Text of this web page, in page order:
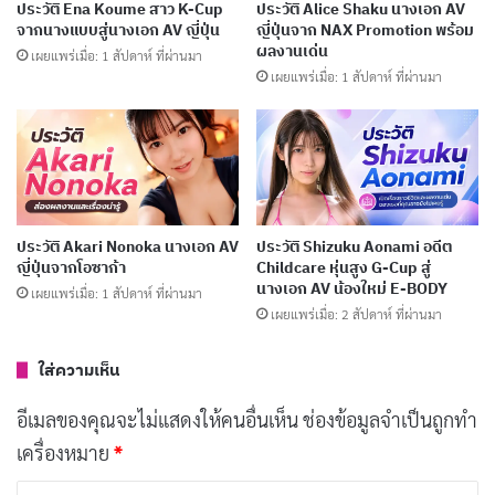
ประวัติ Yuka Miyoshi นางเอก AV อดีตผู้ประกาศ
เผยแพร่เมื่อ: 1 สัปดาห์ ที่ผ่านมา
นอกจากนี้Kana Momonogi
ยังเป็นหนึ่งในนางเอก AV ที่
มีชื่อเสียงในตลาดเอเชียมากที่สุดคนหนึ่ง โดยเฉพาะใน
ประเทศจีน ไต้หวัน และประเทศไทย ซึ่งช่วยให้เธอได้รับ
งานกิจกรรมและอีเวนต์นอกประเทศบ่อยครั้ง
ประวัติโดยย่อของ Kana Momonogi
เส้นทางของKana Momonogiเริ่มต้นขึ้นเมื่อเดือน
กุมภาพันธ์ 2015 ด้วยผลงานเดบิวต์จากค่าย Idea Pocket
ตั้งแต่เรื่องแรกเธอก็ได้รับความสนใจจากแฟน ๆ เนื่องจา
ประวัติ Ena Koume สาว K-Cup
จากนางแบบสู่นางเอก AV ญี่ปุ่น
เผยแพร่เมื่อ: 1 สัปดาห์ ที่ผ่านมา
ประวัติ Alice Shaku นางเอก AV
ญี่ปุ่นจาก NAX Promotion พร้อม
ผลงานเด่น
เผยแพร่เมื่อ: 1 สัปดาห์ ที่ผ่านมา
ประวัติ Akari Nonoka นางเอก AV
ญี่ปุ่นจากโอซาก้า
เผยแพร่เมื่อ: 1 สัปดาห์ ที่ผ่านมา
ประวัติ Shizuku Aonami อดีต
Childcare หุ่นสูง G-Cup สู่
นางเอก AV น้องใหม่ E-BODY
เผยแพร่เมื่อ: 2 สัปดาห์ ที่ผ่านมา
ใส่ความเห็น
อีเมลของคุณจะไม่แสดงให้คนอื่นเห็นช่องข้อมูลจำเป็นถูกทำ
เครื่องหมาย *